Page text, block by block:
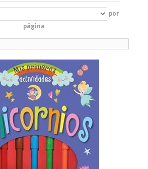
por
página